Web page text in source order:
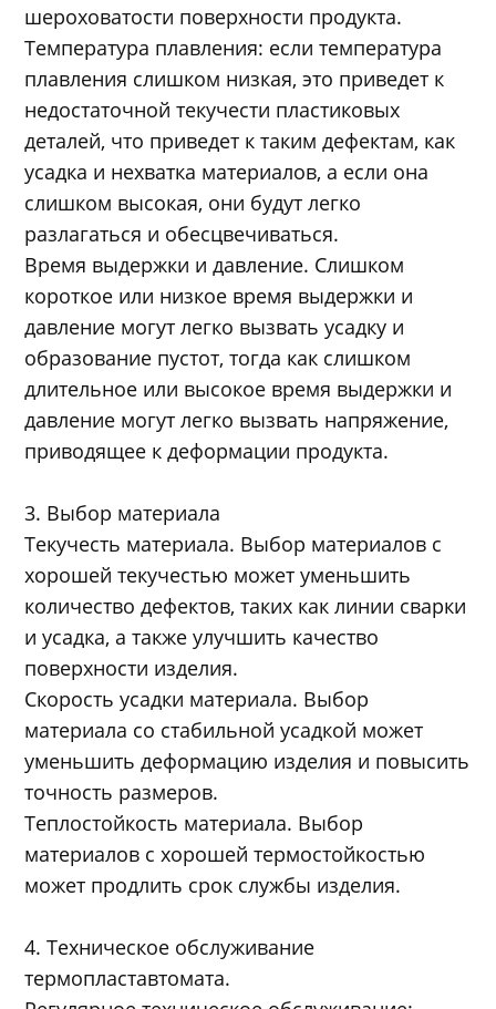
шероховатости поверхности продукта.
Температура плавления: если температура
плавления слишком низкая, это приведет к
недостаточной текучести пластиковых
деталей, что приведет к таким дефектам, как
усадка и нехватка материалов, а если она
слишком высокая, они будут легко
разлагаться и обесцвечиваться.
Время выдержки и давление. Слишком
короткое или низкое время выдержки и
давление могут легко вызвать усадку и
образование пустот, тогда как слишком
длительное или высокое время выдержки и
давление могут легко вызвать напряжение,
приводящее к деформации продукта.
3. Выбор материала
Текучесть материала. Выбор материалов с
хорошей текучестью может уменьшить
количество дефектов, таких как линии сварки
и усадка, а также улучшить качество
поверхности изделия.
Скорость усадки материала. Выбор
материала со стабильной усадкой может
уменьшить деформацию изделия и повысить
точность размеров.
Теплостойкость материала. Выбор
материалов с хорошей термостойкостью
может продлить срок службы изделия.
4. Техническое обслуживание
термопластавтомата.